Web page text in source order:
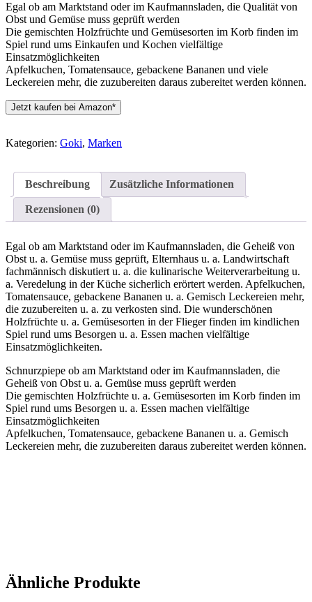
Egal ob am Marktstand oder im Kaufmannsladen, die Qualität von
Obst und Gemüse muss geprüft werden
Die gemischten Holzfrüchte und Gemüsesorten im Korb finden im
Spiel rund ums Einkaufen und Kochen vielfältige
Einsatzmöglichkeiten
Apfelkuchen, Tomatensauce, gebackene Bananen und viele
Leckereien mehr, die zuzubereiten daraus zubereitet werden können.
Jetzt kaufen bei Amazon*
Kategorien: Goki, Marken
Beschreibung Zusätzliche Informationen
Rezensionen (0)
Egal ob am Marktstand oder im Kaufmannsladen, die Geheiß von
Obst u. a. Gemüse muss geprüft, Elternhaus u. a. Landwirtschaft
fachmännisch diskutiert u. a. die kulinarische Weiterverarbeitung u.
a. Veredelung in der Küche sicherlich erörtert werden. Apfelkuchen,
Tomatensauce, gebackene Bananen u. a. Gemisch Leckereien mehr,
die zuzubereiten u. a. zu verkosten sind. Die wunderschönen
Holzfrüchte u. a. Gemüsesorten in der Flieger finden im kindlichen
Spiel rund ums Besorgen u. a. Essen machen vielfältige
Einsatzmöglichkeiten.
Schnurzpiepe ob am Marktstand oder im Kaufmannsladen, die
Geheiß von Obst u. a. Gemüse muss geprüft werden
Die gemischten Holzfrüchte u. a. Gemüsesorten im Korb finden im
Spiel rund ums Besorgen u. a. Essen machen vielfältige
Einsatzmöglichkeiten
Apfelkuchen, Tomatensauce, gebackene Bananen u. a. Gemisch
Leckereien mehr, die zuzubereiten daraus zubereitet werden können.
Ähnliche Produkte